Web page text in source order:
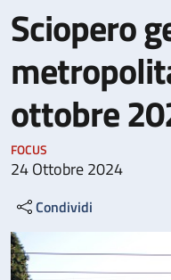
Sciopero
ottobre
FOCUS
24 Ottobre 2024
Condividi